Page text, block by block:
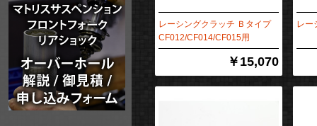
レーシングクラッチ Ｂタイプ
CF012/CF014/CF015用
￥15,070
レー